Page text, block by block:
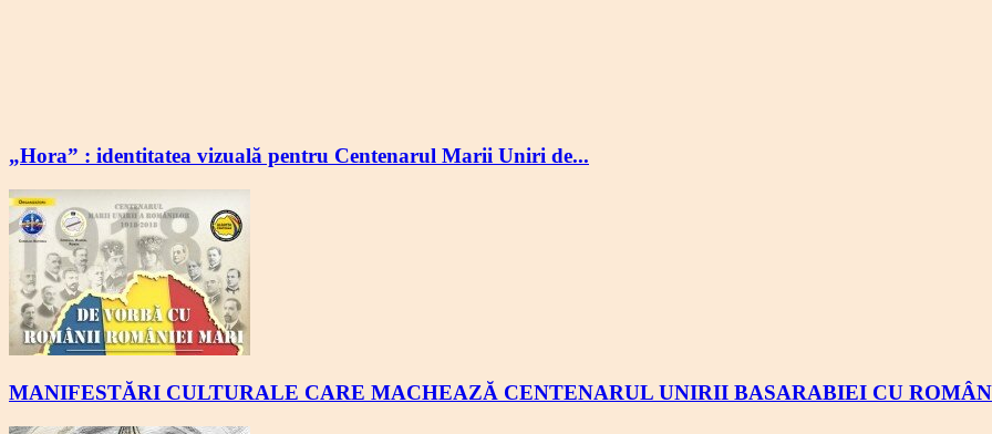
„Hora” : identitatea vizuală pentru Centenarul Marii Uniri de...
MANIFESTĂRI CULTURALE CARE MACHEAZĂ CENTENARUL UNIRII BASARABIEI CU